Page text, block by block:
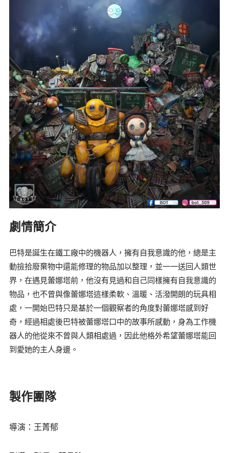
劇情簡介
巴特是誕生在鐵工廠中的機器人，擁有自我意識的他，總是主
動撿拾廢棄物中還能修理的物品加以整理，並一一送回人類世
界，在遇見蕾娜塔前，他沒有見過和自己同樣擁有自我意識的
物品，也不曾與像蕾娜塔這樣柔軟、溫暖、活潑開朗的玩具相
處，一開始巴特只是基於一個觀察者的角度對蕾娜塔感到好
奇，經過相處後巴特被蕾娜塔口中的故事所感動，身為工作機
器人的他從來不曾與人類相處過，因此他格外希望蕾娜塔能回
到愛她的主人身邊。
製作團隊
導演：王菁郁